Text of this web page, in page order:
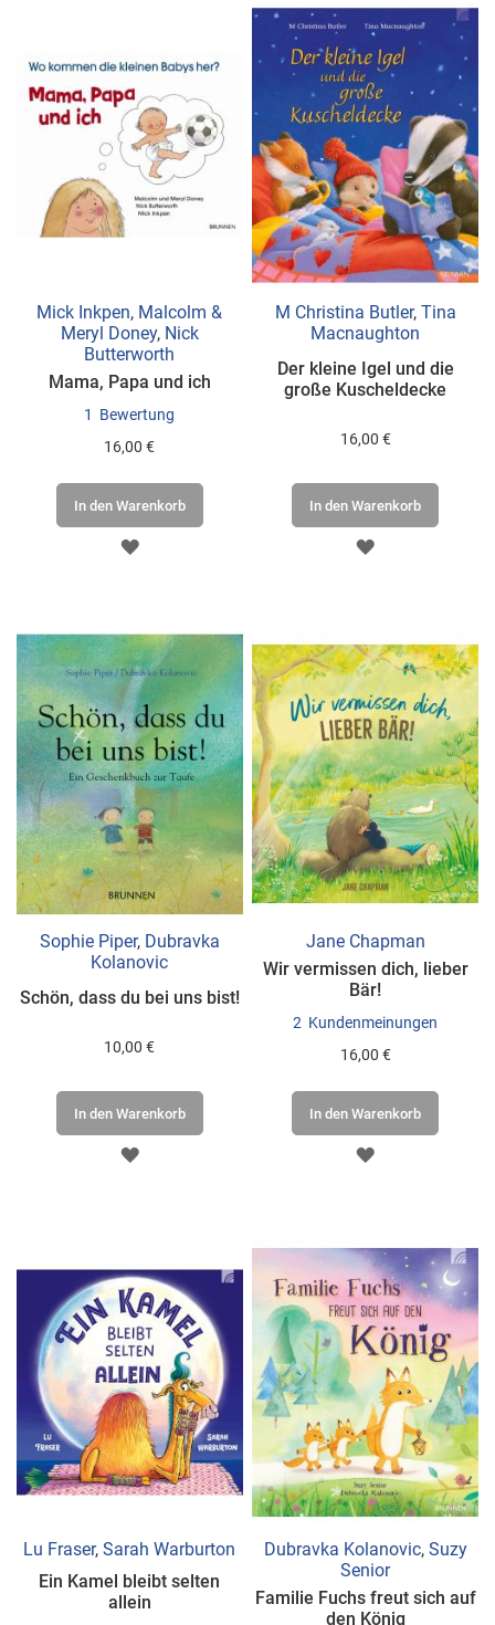
Mick Inkpen, Malcolm &
Meryl Doney, Nick
Butterworth
Mama, Papa und ich
1 Bewertung
16,00 €
In den Warenkorb
ZUR
M Christina Butler, Tina
Macnaughton
Der kleine Igel und die
große Kuscheldecke
16,00 €
In den Warenkorb
ZUR
Sophie Piper, Dubravka
Kolanovic
Schön, dass du bei uns bist!
10,00 €
In den Warenkorb
ZUR
Jane Chapman
Wir vermissen dich, lieber
Bär!
2 Kundenmeinungen
16,00 €
In den Warenkorb
ZUR
Lu Fraser,Sarah Warburton
Ein Kamel bleibt selten
allein
Dubravka Kolanovic, Suzy
Senior
Familie Fuchs freut sich auf
den König